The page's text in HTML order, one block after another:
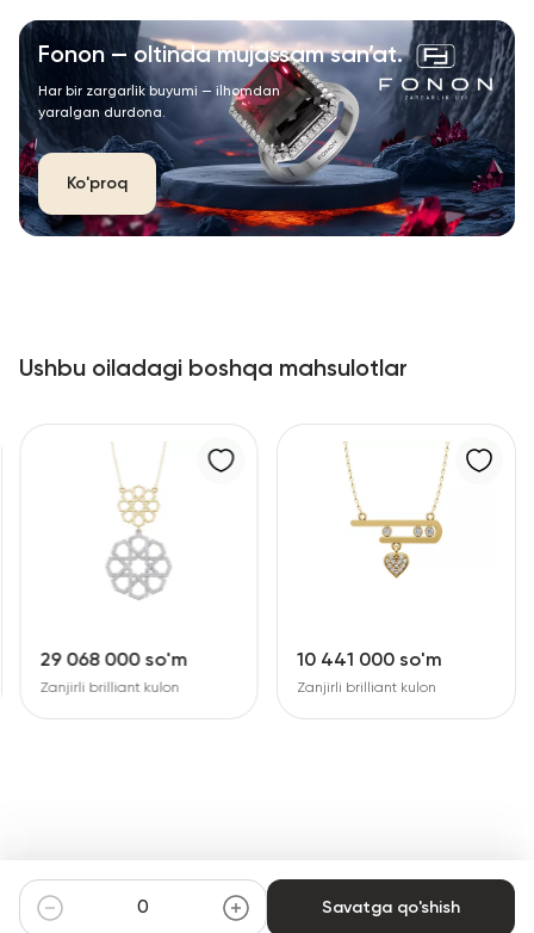
Savatga qo'shish
Fonon — oltinda mujassam san’at.
Har bir zargarlik buyumi — ilhomdan
yaralgan durdona.
Ko'proq
Ushbu oiladagi boshqa mahsulotlar
29 068 000 so'm
Zanjirli brilliant kulon
10 441 000 so'm
Zanjirli brilliant kulon